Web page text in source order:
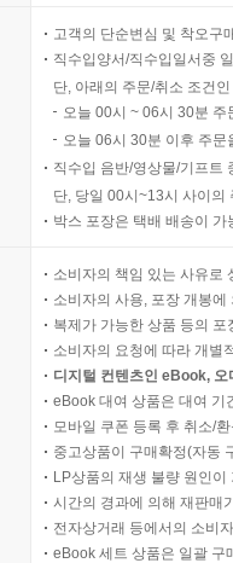
고객의 단순변심 및 착오구
직수입양서/직수입일서중
단, 아래의 주문/취소 조건
오늘 00시 ~ 06시 30분
오늘 06시 30분 이후 주
직수입 음반/영상물/기프트
단, 당일 00시~13시 사이의
박스 포장은 택배 배송이
소비자의 책임 있는 사유로
소비자의 사용, 포장 개봉
복제가 가능한 상품 등의
소비자의 요청에 따라 개별
디지털 컨텐츠인 eBook,
eBook 대여 상품은 대여 기
모바일 쿠폰 등록 후 취소/
중고상품이 구매확정(자동
LP상품의 재생 불량 원인
시간의 경과에 의해 재판매
전자상거래 등에서의 소비
eBook 세트 상품은 일괄 구